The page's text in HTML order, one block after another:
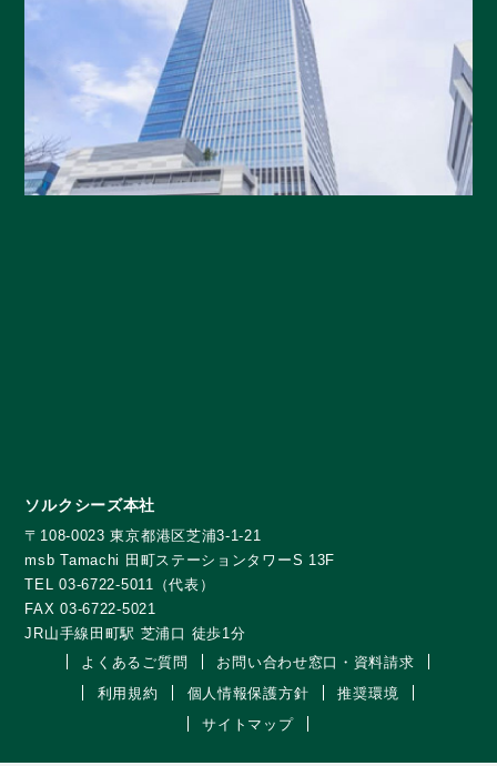
ソルクシーズ本社
〒108-0023 東京都港区芝浦3-1-21
msb Tamachi 田町ステーションタワーS 13F
TEL 03-6722-5011（代表）
FAX 03-6722-5021
JR山手線田町駅 芝浦口 徒歩1分
よくあるご質問
お問い合わせ窓口・資料請求
利用規約
個人情報保護方針
推奨環境
サイトマップ